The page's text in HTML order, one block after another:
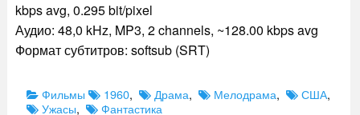
kbps avg, 0.295 bit/pixel
Аудио: 48,0 kHz, MP3, 2 channels, ~128.00 kbps avg
Формат субтитров: softsub (SRT)
Categories
ФильмыTags1960, Драма, Мелодрама, США,
Ужасы, Фантастика